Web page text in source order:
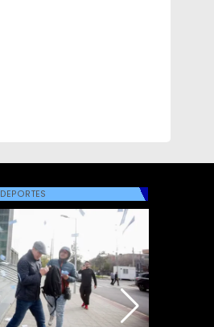
DEPORTES